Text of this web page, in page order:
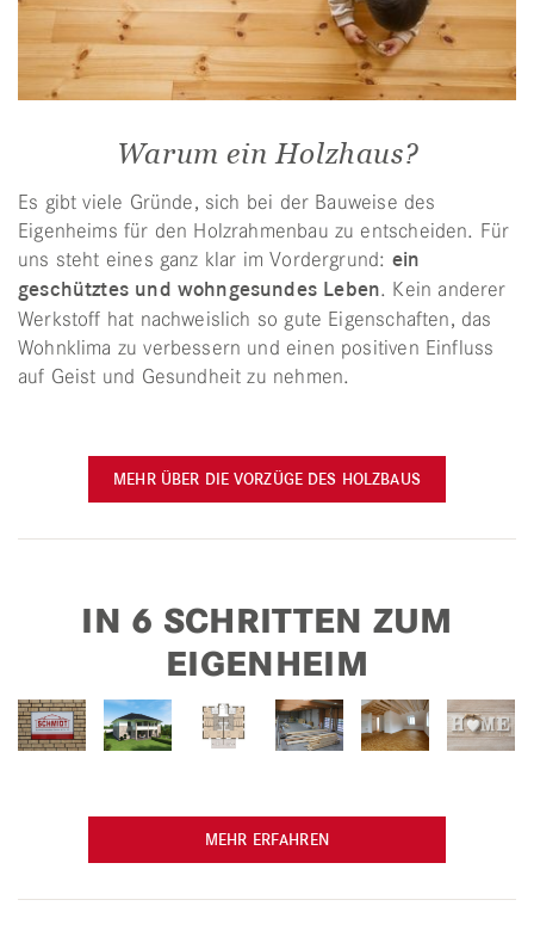
Warum ein Holzhaus?
Es gibt viele Gründe, sich bei der Bauweise des
Eigenheims für den Holzrahmenbau zu entscheiden. Für
uns steht eines ganz klar im Vordergrund: ein
geschütztes und wohngesundes Leben. Kein anderer
Werkstoff hat nachweislich so gute Eigenschaften, das
Wohnklima zu verbessern und einen positiven Einfluss
auf Geist und Gesundheit zu nehmen.
MEHR ÜBER DIE VORZÜGE DES HOLZBAUS
IN 6 SCHRITTEN ZUM
EIGENHEIM
MEHR ERFAHREN